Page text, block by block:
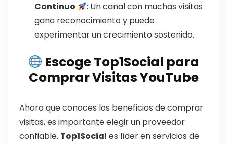
Continuo
: Un canal con muchas visitas
gana reconocimiento y puede
experimentar un crecimiento sostenido.
Escoge Top1Social para
Comprar Visitas YouTube
Ahora que conoces los beneficios de comprar
visitas, es importante elegir un proveedor
confiable. Top1Social es líder en servicios de